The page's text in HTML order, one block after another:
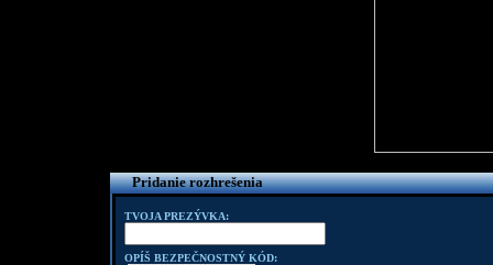
Pridanie rozhrešenia
TVOJA PREZÝVKA:
OPÍŠ BEZPEČNOSTNÝ KÓD: